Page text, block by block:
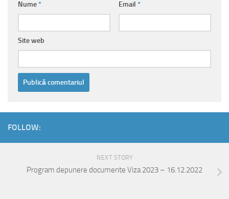
Nume* Email *
Site web
FOLLOW:
NEXT STORY
Program depunere documente Viza 2023 – 16.12.2022